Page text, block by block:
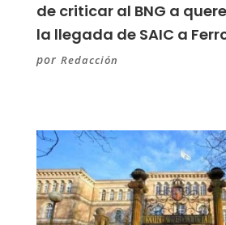
de criticar al BNG a
la llegada de SAIC a
por Redacción